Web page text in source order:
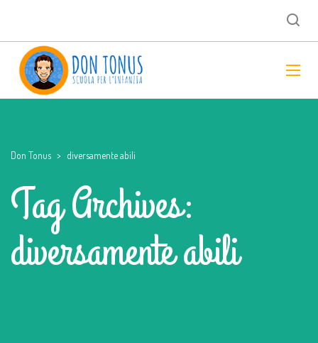
Don Tonus > diversamente abili
Tag Archives:
diversamente abili